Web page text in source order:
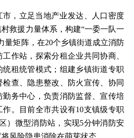
市，立足当地产业发达、人口密度
救援力量体系，构建“一委一队一
量矩阵，在20个乡镇街道成立消防
作站，探索分租企业共同协商、
租统管模式；组建乡镇街道专职
查、隐患整改、防火宣传、协同
务中心，负责消防监督、宣传培
。目前全市共设有10支镇级专职
）微型消防站，实现5分钟消防安
风险隐患消除在萌芽状态。